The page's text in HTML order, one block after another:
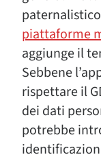
piattaforme
aggiunge il
Sebbene
rispettare il
dei dati
potrebbe